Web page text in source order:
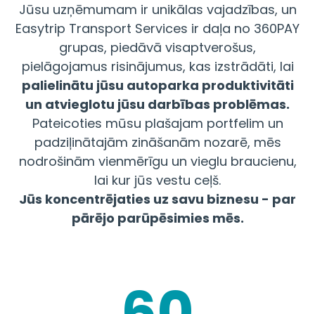
Jūsu uzņēmumam ir unikālas vajadzības, un
Easytrip Transport Services ir daļa no 360PAY
grupas, piedāvā visaptverošus,
pielāgojamus risinājumus, kas izstrādāti, lai
palielinātu jūsu autoparka produktivitāti
un atvieglotu jūsu darbības problēmas.
Pateicoties mūsu plašajam portfelim un
padziļinātajām zināšanām nozarē, mēs
nodrošinām vienmērīgu un vieglu braucienu,
lai kur jūs vestu ceļš.
Jūs koncentrējaties uz savu biznesu - par
pārējo parūpēsimies mēs.